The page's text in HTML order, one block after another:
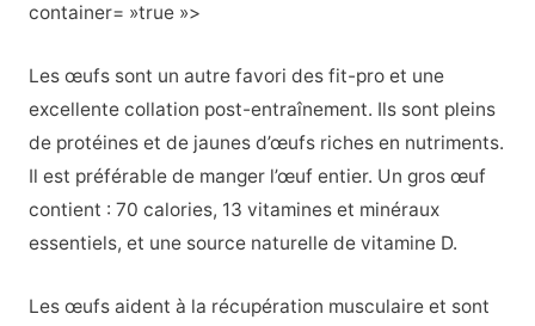
container= »true »>
Les œufs sont un autre favori des fit-pro et une
excellente collation post-entraînement. Ils sont pleins
de protéines et de jaunes d’œufs riches en nutriments.
Il est préférable de manger l’œuf entier. Un gros œuf
contient : 70 calories, 13 vitamines et minéraux
essentiels, et une source naturelle de vitamine D.
Les œufs aident à la récupération musculaire et sont